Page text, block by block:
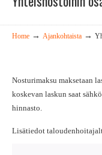
Home → Ajankohtaista →
Nosturimaksu maksetaan
koskevan laskun saat
hinnasto.
Lisätiedot